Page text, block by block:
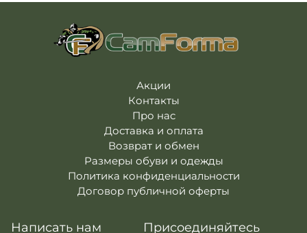
Акции
Контакты
Про нас
Доставка и оплата
Возврат и обмен
Размеры обуви и одежды
Политика конфиденциальности
Договор публичной оферты
Написать нам Присоединяйтесь